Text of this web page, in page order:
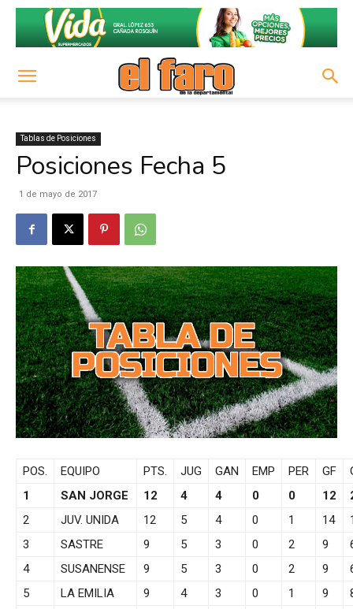
Tablas de Posiciones
Posiciones Fecha 5
1 de mayo de 2017
POS. EQUIPO PTS. JUG GAN EMP PER GF
1
SAN JORGE 12 4 4 0 0 12
2
JUV. UNIDA 12 5 4 0 1 14
3
SASTRE 9 5 3 0 2 9
4
SUSANENSE 9 5 3 0 2 9
5
LA EMILIA 9 4 3 0 1 9